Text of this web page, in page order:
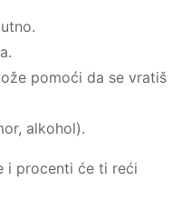
pomoći da se vratiš
alkohol).
i procenti će ti reći